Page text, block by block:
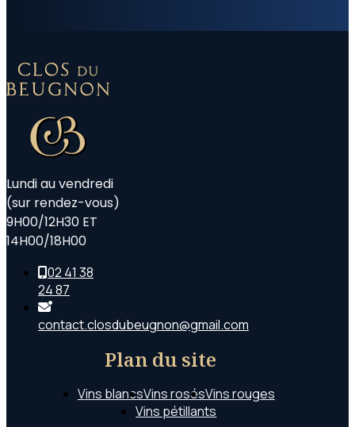
Lundi au vendredi
(sur rendez-vous)
9H00/12H30 ET
14H00/18H00
02 41 38
24 87
contact.closdubeugnon@gmail.com
Plan du site
Vins blancsVins rosésVins rouges
Vins pétillants